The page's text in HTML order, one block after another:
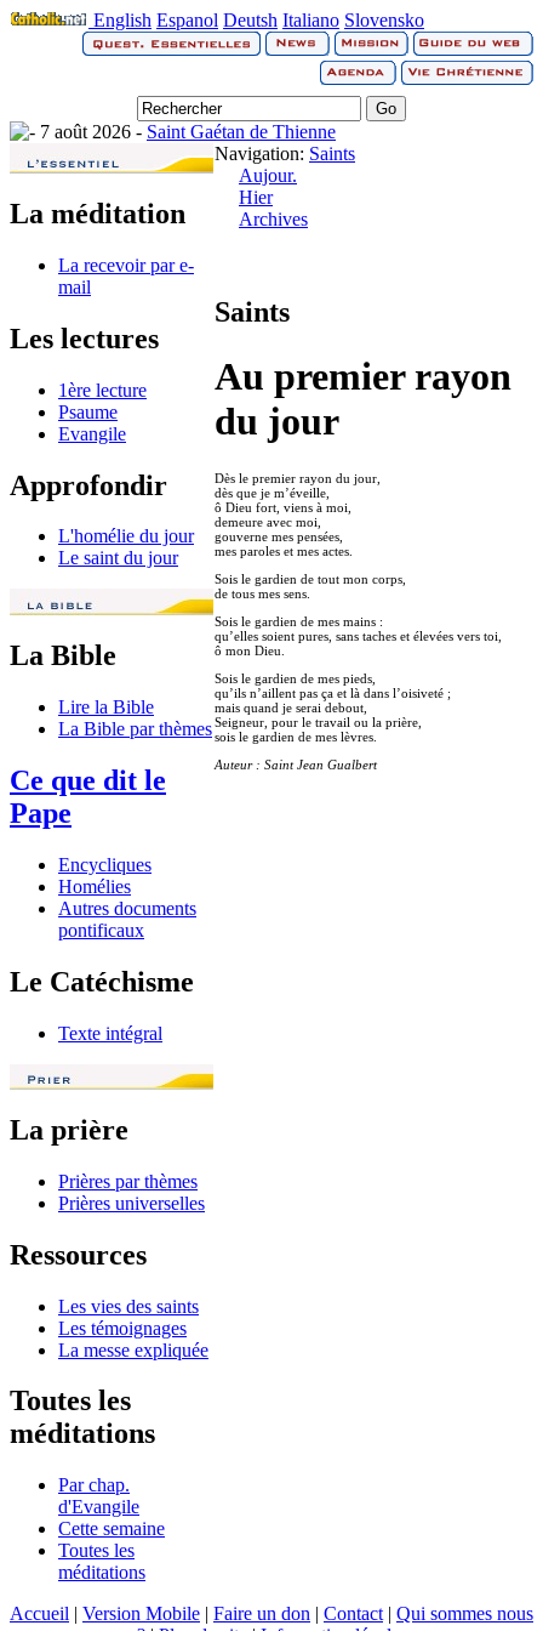
English Espanol Deutsh Italiano Slovensko
7 août 2026 - Saint Gaétan de Thienne
La méditation
La recevoir par e-
mail
Les lectures
1ère lecture
Psaume
Evangile
Approfondir
L'homélie du jour
Le saint du jour
La Bible
Lire la Bible
La Bible par thèmes
Ce que dit le
Pape
Encycliques
Homélies
Autres documents
pontificaux
Le Catéchisme
Texte intégral
La prière
Prières par thèmes
Prières universelles
Ressources
Les vies des saints
Les témoignages
La messe expliquée
Toutes les
méditations
Par chap.
d'Evangile
Cette semaine
Toutes les
méditations
Navigation: Saints
Aujour.
Hier
Archives
Saints
Au premier rayon
du jour
Dès le premier rayon du jour,
dès que je m’éveille,
ô Dieu fort, viens à moi,
demeure avec moi,
gouverne mes pensées,
mes paroles et mes actes.
Sois le gardien de tout mon corps,
de tous mes sens.
Sois le gardien de mes mains :
qu’elles soient pures, sans taches et élevées vers toi,
ô mon Dieu.
Sois le gardien de mes pieds,
qu’ils n’aillent pas ça et là dans l’oisiveté ;
mais quand je serai debout,
Seigneur, pour le travail ou la prière,
sois le gardien de mes lèvres.
Auteur : Saint Jean Gualbert
Accueil | Version Mobile | Faire un don | Contact | Qui sommes nous